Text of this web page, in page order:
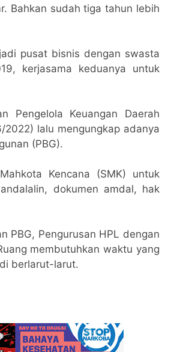
Bahkan sudah tiga tahun lebih
pusat bisnis dengan swasta
kerjasama keduanya untuk
Pengelola Keuangan Daerah
2022) lalu mengungkap adanya
(PBG).
Kencana (SMK) untuk
dokumen amdal, hak
PBG, Pengurusan HPL dengan
membutuhkan waktu yang
berlarut-larut.